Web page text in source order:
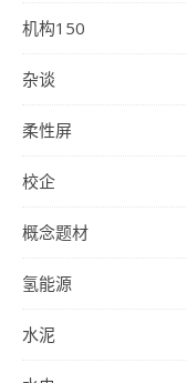
机构150
杂谈
柔性屏
校企
概念题材
氢能源
水泥